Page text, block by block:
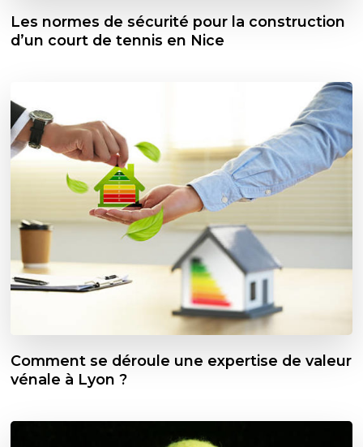
Les normes de sécurité pour la construction
d’un court de tennis en Nice
Comment se déroule une expertise de valeur
vénale à Lyon ?